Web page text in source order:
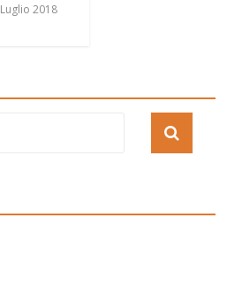
2018